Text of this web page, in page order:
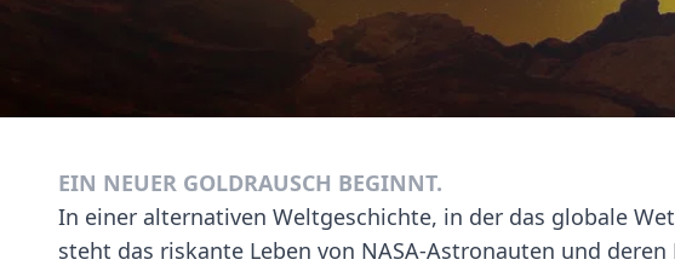
EIN NEUER GOLDRAUSCH BEGINNT.
In einer alternativen Weltgeschichte, in der das globale
steht das riskante Leben von NASA-Astronauten und